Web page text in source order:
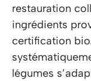
restauration
ingrédients
certification
légumes